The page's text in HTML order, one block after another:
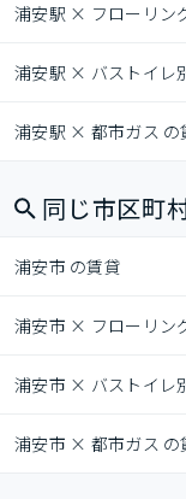
浦安駅 × フローリン
浦安駅 × バストイレ
浦安駅 × 都市ガス の
同じ市区町
浦安市 の賃貸
浦安市 × フローリン
浦安市 × バストイレ
浦安市 × 都市ガス の